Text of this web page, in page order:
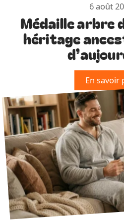
6 août
Médaille arbre
héritage
En savoir